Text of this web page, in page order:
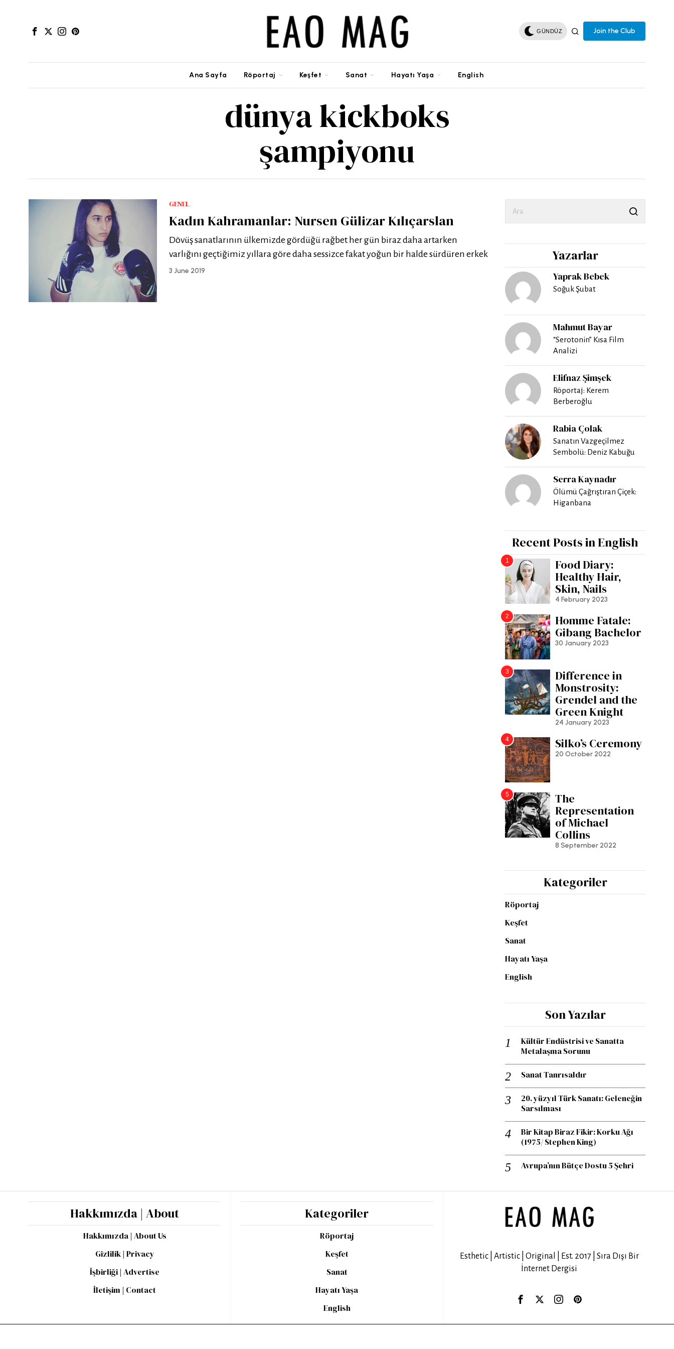
GÜNDÜZ Join the Club
Ana Sayfa Röportaj Keşfet Sanat Hayatı Yaşa English
dünya kickboks
şampiyonu
GENEL
Kadın Kahramanlar: Nursen Gülizar Kılıçarslan
Dövüş sanatlarının ülkemizde gördüğü rağbet her gün biraz daha artarken
varlığını geçtiğimiz yıllara göre daha sessizce fakat yoğun bir halde sürdüren erkek
3 June 2019
Yazarlar
Yaprak Bebek
Soğuk Şubat
Mahmut Bayar
“Serotonin” Kısa Film
Analizi
Elifnaz Şimşek
Röportaj: Kerem
Berberoğlu
Rabia Çolak
Sanatın Vazgeçilmez
Sembolü: Deniz Kabuğu
Serra Kaynadır
Ölümü Çağrıştıran Çiçek:
Higanbana
Recent Posts in English
1
Food Diary:
Healthy Hair,
Skin, Nails
4 February 2023
2
Homme Fatale:
Gibang Bachelor
30 January 2023
3
Difference in
Monstrosity:
Grendel and the
Green Knight
24 January 2023
4 Silko’s Ceremony
20 October 2022
5
The
Representation
of Michael
Collins
8 September 2022
Kategoriler
Röportaj
Keşfet
Sanat
Hayatı Yaşa
English
Son Yazılar
Kültür Endüstrisi ve Sanatta
Metalaşma Sorunu
Sanat Tanrısaldır
20. yüzyıl Türk Sanatı: Geleneğin
Sarsılması
Bir Kitap Biraz Fikir: Korku Ağı
(1975/ Stephen King)
Avrupa’nın Bütçe Dostu 5 Şehri
Hakkımızda | About
Hakkımızda | About Us
Gizlilik | Privacy
İşbirliği | Advertise
İletişim | Contact
Kategoriler
Röportaj
Keşfet
Sanat
Hayatı Yaşa
English
Esthetic | Artistic | Original | Est. 2017 | Sıra Dışı Bir
İnternet Dergisi